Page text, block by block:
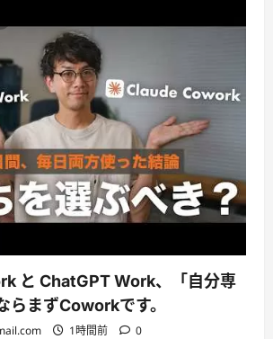
と ChatGPT Work、「自分専
らまずCoworkです。
1時間前 0